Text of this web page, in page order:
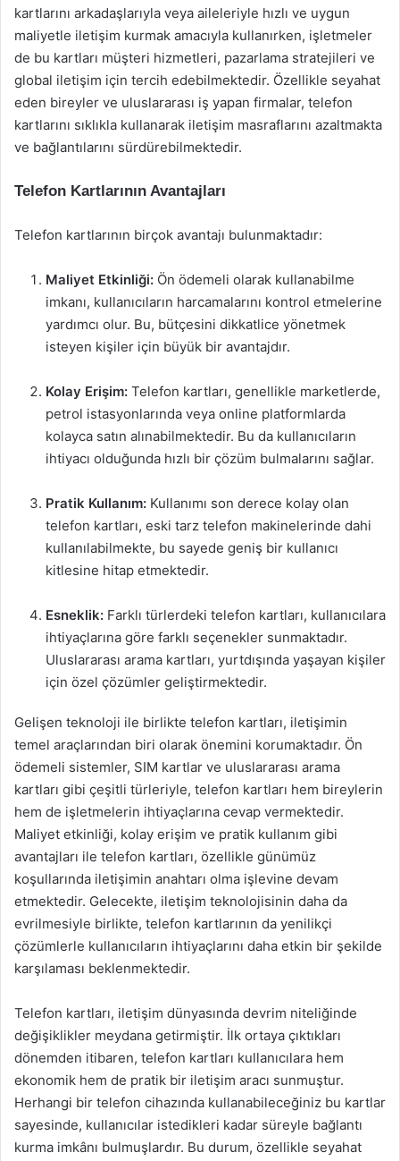
kartlarını arkadaşlarıyla veya aileleriyle hızlı ve uygun
maliyetle iletişim kurmak amacıyla kullanırken, işletmeler
de bu kartları müşteri hizmetleri, pazarlama stratejileri ve
global iletişim için tercih edebilmektedir. Özellikle seyahat
eden bireyler ve uluslararası iş yapan firmalar, telefon
kartlarını sıklıkla kullanarak iletişim masraflarını azaltmakta
ve bağlantılarını sürdürebilmektedir.
Telefon Kartlarının Avantajları
Telefon kartlarının birçok avantajı bulunmaktadır:
Maliyet Etkinliği: Ön ödemeli olarak kullanabilme
imkanı, kullanıcıların harcamalarını kontrol etmelerine
yardımcı olur. Bu, bütçesini dikkatlice yönetmek
isteyen kişiler için büyük bir avantajdır.
Kolay Erişim: Telefon kartları, genellikle marketlerde,
petrol istasyonlarında veya online platformlarda
kolayca satın alınabilmektedir. Bu da kullanıcıların
ihtiyacı olduğunda hızlı bir çözüm bulmalarını sağlar.
Pratik Kullanım: Kullanımı son derece kolay olan
telefon kartları, eski tarz telefon makinelerinde dahi
kullanılabilmekte, bu sayede geniş bir kullanıcı
kitlesine hitap etmektedir.
Esneklik: Farklı türlerdeki telefon kartları, kullanıcılara
ihtiyaçlarına göre farklı seçenekler sunmaktadır.
Uluslararası arama kartları, yurtdışında yaşayan kişiler
için özel çözümler geliştirmektedir.
Gelişen teknoloji ile birlikte telefon kartları, iletişimin
temel araçlarından biri olarak önemini korumaktadır. Ön
ödemeli sistemler, SIM kartlar ve uluslararası arama
kartları gibi çeşitli türleriyle, telefon kartları hem bireylerin
hem de işletmelerin ihtiyaçlarına cevap vermektedir.
Maliyet etkinliği, kolay erişim ve pratik kullanım gibi
avantajları ile telefon kartları, özellikle günümüz
koşullarında iletişimin anahtarı olma işlevine devam
etmektedir. Gelecekte, iletişim teknolojisinin daha da
evrilmesiyle birlikte, telefon kartlarının da yenilikçi
çözümlerle kullanıcıların ihtiyaçlarını daha etkin bir şekilde
karşılaması beklenmektedir.
Telefon kartları, iletişim dünyasında devrim niteliğinde
değişiklikler meydana getirmiştir. İlk ortaya çıktıkları
dönemden itibaren, telefon kartları kullanıcılara hem
ekonomik hem de pratik bir iletişim aracı sunmuştur.
Herhangi bir telefon cihazında kullanabileceğiniz bu kartlar
sayesinde, kullanıcılar istedikleri kadar süreyle bağlantı
kurma imkânı bulmuşlardır. Bu durum, özellikle seyahat